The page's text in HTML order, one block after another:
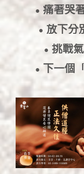
● 痛著哭
● 放下分
● 挑戰
●下一個